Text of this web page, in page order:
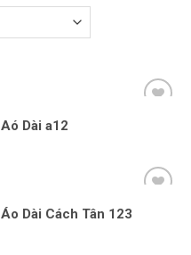
Aó Dài a12
Áo Dài Cách Tân 123